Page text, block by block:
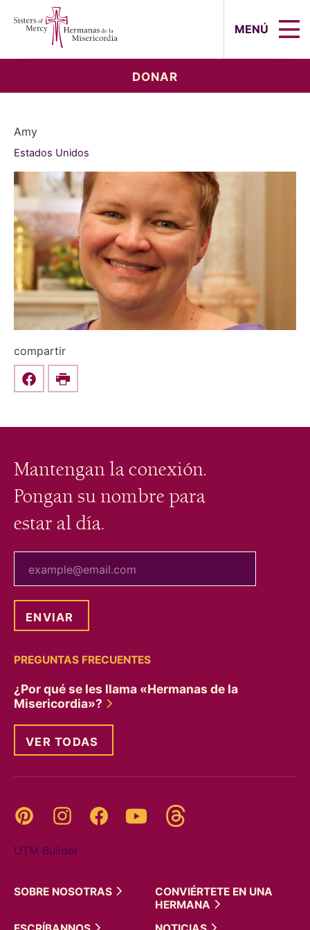
MENÚ
DONAR
Amy
Estados Unidos
compartir
Share this on Facebook
Print
Mantengan la conexión.
Pongan su nombre para
estar al día.
PREGUNTAS FRECUENTES
¿Por qué se les llama «Hermanas de la
Misericordia»?
VER TODAS
Pinterest InstagramFacebookYouTube
UTM Builder
SOBRE NOSOTRAS
CONVIÉRTETE EN UNA
HERMANA